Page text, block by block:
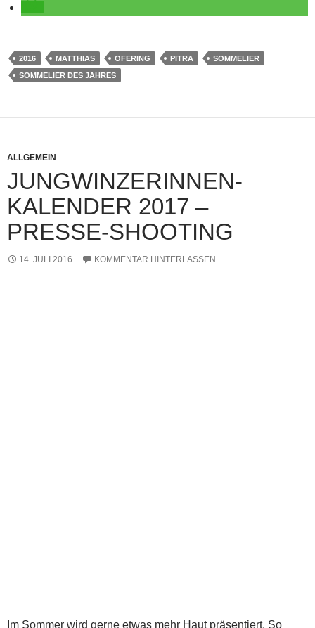
2016 MATTHIAS OFERING PITRA
SOMMELIER
SOMMELIER DES JAHRES
ALLGEMEIN
JUNGWINZERINNEN-
KALENDER 2017 –
PRESSE-SHOOTING
14. JULI 2016 KOMMENTAR HINTERLASSEN
Im Sommer wird gerne etwas mehr Haut präsentiert. So